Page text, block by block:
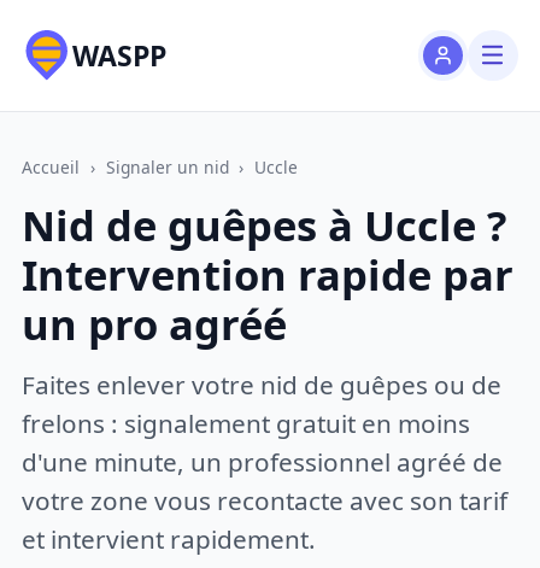
WASPP
Accueil › Signaler un nid › Uccle
Nid de guêpes à Uccle ?
Intervention rapide par
un pro agréé
Faites enlever votre nid de guêpes ou de
frelons : signalement gratuit en moins
d'une minute, un professionnel agréé de
votre zone vous recontacte avec son tarif
et intervient rapidement.